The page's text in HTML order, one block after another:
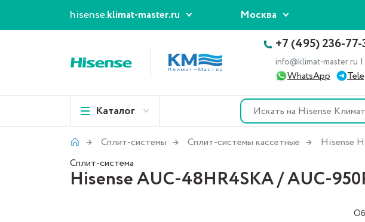
hisense.klimat-master.ru Москва
+7 (495) 236-77-
info@klimat-master.ru |
WhatsApp
Каталог
Сплит-системы Сплит-системы кассетные Hisense
Сплит-система
Hisense AUC-48HR4SKA / AUC-